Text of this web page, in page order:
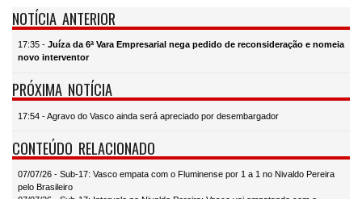
NOTÍCIA ANTERIOR
17:35 - Juíza da 6ª Vara Empresarial nega pedido de reconsideração e nomeia
novo interventor
PRÓXIMA NOTÍCIA
17:54 - Agravo do Vasco ainda será apreciado por desembargador
CONTEÚDO RELACIONADO
07/07/26 - Sub-17: Vasco empata com o Fluminense por 1 a 1 no Nivaldo Pereira
pelo Brasileiro